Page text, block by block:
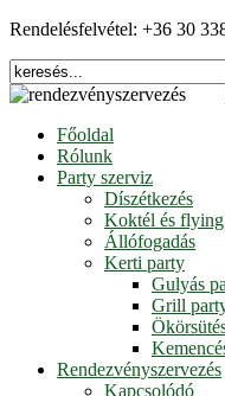
Rendelésfelvétel: +36 30
Főoldal
Rólunk
Party szerviz
Díszétkezés
Koktél és
Állófogadás
Kerti party
Gulyás
Grill
Rendezvényszervezés
Kapcsolódó